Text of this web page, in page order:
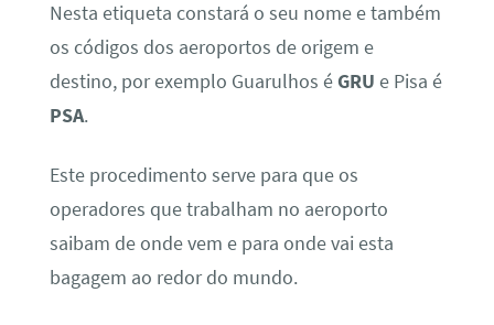
Nesta etiqueta constará o seu nome e também
os códigos dos aeroportos de origem e
destino, por exemplo Guarulhos éGRU e Pisa é
PSA.
Este procedimento serve para que os
operadores que trabalham no aeroporto
saibam de onde vem e para onde vai esta
bagagem ao redor do mundo.